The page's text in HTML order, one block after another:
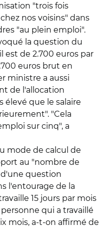
"trois fois
nos voisins" dans
"au plein emploi".
la question du
est de 2.700 euros par
euros brut en
ministre a aussi
de l'allocation
que le salaire
"Cela
sur cinq", a
mode de calcul de
au "nombre de
d'une question
l'entourage de la
15 jours par mois
qui a travaillé
mois, a-t-on affirmé de